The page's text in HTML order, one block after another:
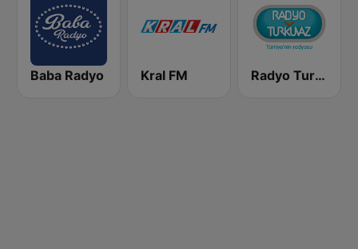
Baba Radyo Kral FM Radyo Turkuvaz